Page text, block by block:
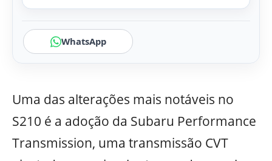
WhatsApp
Uma das alterações mais notáveis no
S210 é a adoção da Subaru Performance
Transmission, uma transmissão CVT